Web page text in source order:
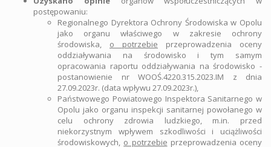
postępowaniu:
Regionalnego Dyrektora Ochrony Środowiska w Opolu
jako organu właściwego w zakresie ochrony
środowiska, o potrzebie przeprowadzenia oceny
oddziaływania na środowisko i tym samym
opracowania raportu oddziaływania na środowisko -
postanowienie nr WOOŚ.4220.315.2023.IM z dnia
27.09.2023r. (data wpływu 27.09.2023r.),
Państwowego Powiatowego Inspektora Sanitarnego w
Opolu jako organu inspekcji sanitarnej powołanego w
celu ochrony zdrowia ludzkiego, m.in. przed
niekorzystnym wpływem szkodliwości i uciążliwości
środowiskowych, o potrzebie przeprowadzenia oceny